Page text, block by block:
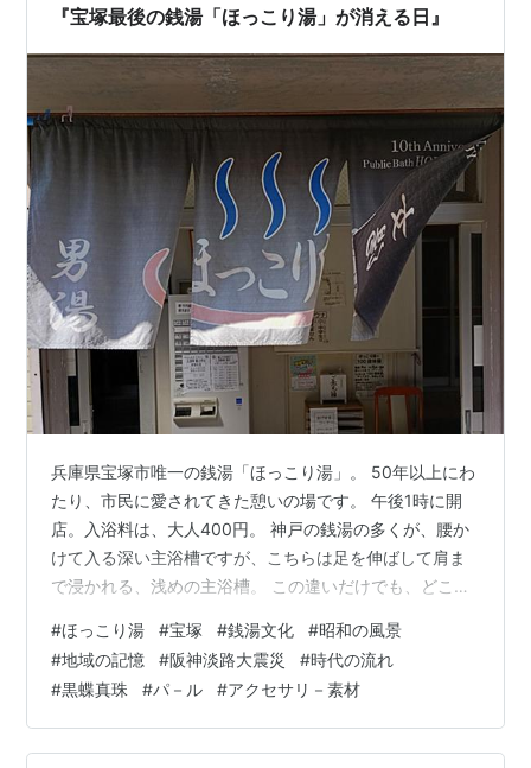
しています。しかし、AIの出力する文章がど…
『宝塚最後の銭湯「ほっこり湯」が消える日』
兵庫県宝塚市唯一の銭湯「ほっこり湯」。 50年以上にわ
たり、市民に愛されてきた憩いの場です。 午後1時に開
店。入浴料は、大人400円。 神戸の銭湯の多くが、腰か
けて入る深い主浴槽ですが、こちらは足を伸ばして肩ま
で浸かれる、浅めの主浴槽。 この違いだけでも、どこか
なかった時代に、宝塚市が「市立蔵人共同浴場」として
開設しました。その後、「わかくさ湯」の愛称で、地元
自治会によって運営されてきたそうです。 そして、阪
神・淡路大震災の際には、発災からわずか6日後に営業を
再開。被災した人たちの、心と体を温め続けてきまし
#ほっこり湯 #宝塚 #銭湯文化 #昭和の風景
#地域の記憶 #阪神淡路大震災 #時代の流れ
#黒蝶真珠 #パ－ル #アクセサリ－素材